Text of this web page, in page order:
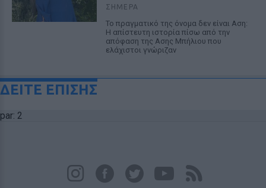
ΣΉΜΕΡΑ
Το πραγματικό της όνομα δεν είναι Αση:
Η απίστευτη ιστορία πίσω από την
απόφαση της Ασης Μπήλιου που
ελάχιστοι γνώριζαν
ΔΕΙΤΕ ΕΠΙΣΗΣ
par: 2